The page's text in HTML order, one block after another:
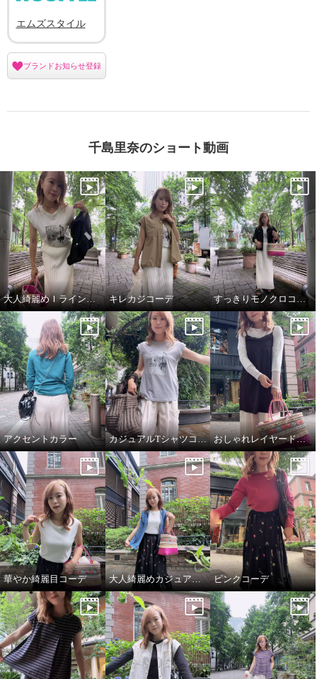
エムズスタイル
ブランドお知らせ登録
千島里奈のショート動画
大人綺麗めＩラインコーデ キレカジコーデ
アクセントカラー カジュアルTシャツコーデ おしゃれレイヤードコーデ
華やか綺麗目コーデ 大人綺麗めカジュアルコーデ ピンクコーデ